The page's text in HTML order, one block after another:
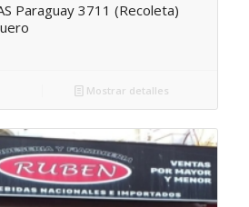
Paraguay 3711 (Recoleta)
Mostrar detalles